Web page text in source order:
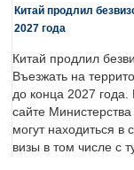
Китай продлил
2027 года
Китай продлил
Въезжать на
до конца 2027
сайте
могут находиться
визы в том числе с